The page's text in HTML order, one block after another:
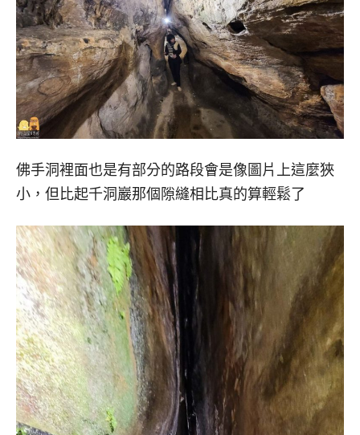
佛手洞裡面也是有部分的路段會是像圖片上這麼狹
小，但比起千洞巖那個隙縫相比真的算輕鬆了